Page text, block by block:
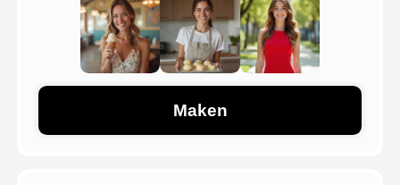
Blog
Maken